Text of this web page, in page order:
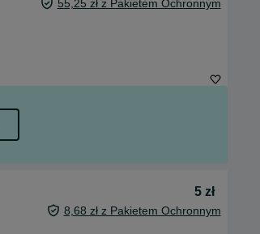
55,25 zł z Pakietem Ochronnym
5 zł
8,68 zł z Pakietem Ochronnym